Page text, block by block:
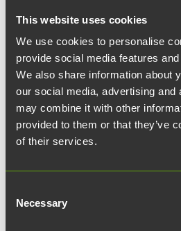
This website uses cookies
We use cookies to personalise
provide social media features
We also share information about
our social media, advertising and
may combine it with other
provided to them or that they’ve
of their services.
Selection
Necessary
Ac ullamcorper mattis a nulla
sodales hac vestibulum a in
ullamcorper porta nam
aenean orci mollis primis
Vulputate nam diam
porttitor adipiscing a in
scelerisque suscipit arcu sed
ridiculus tincidunt nostra